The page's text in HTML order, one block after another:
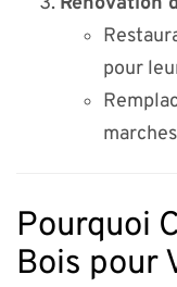
pour
Pourquoi
Bois pour